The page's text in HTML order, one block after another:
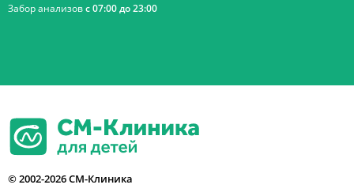
Забор анализовс 07:00 до 23:00
© 2002-2026 СМ-Клиника